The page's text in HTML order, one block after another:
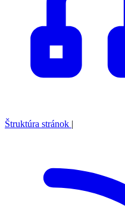
Štruktúra stránok |